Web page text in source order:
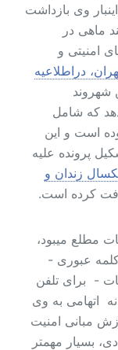
وی بازداشت
ماهی در
امنیتی و
دراطلاعیه
شهروند
که شامل
است و این
پرونده علیه
زندان و
کرده است.
مطلع میبود،
عبوری -
- برای تلفن
اتهامی به وی
مبانی امنیت
بسیار مهمتر